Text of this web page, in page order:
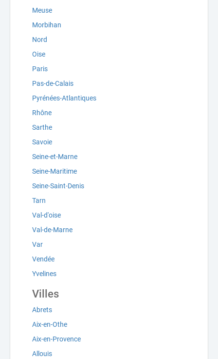
Meuse
Morbihan
Nord
Oise
Paris
Pas-de-Calais
Pyrénées-Atlantiques
Rhône
Sarthe
Savoie
Seine-et-Marne
Seine-Maritime
Seine-Saint-Denis
Tarn
Val-d'oise
Val-de-Marne
Var
Vendée
Yvelines
Villes
Abrets
Aix-en-Othe
Aix-en-Provence
Allouis